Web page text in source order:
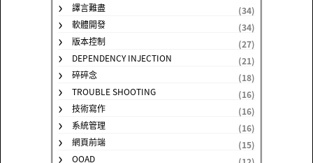
譯言難盡
(34)
軟體開發
(34)
版本控制
(27)
DEPENDENCY INJECTION
(21)
碎碎念
(18)
TROUBLE SHOOTING
(16)
技術寫作
(16)
系統管理
(16)
網頁前端
(15)
OOAD